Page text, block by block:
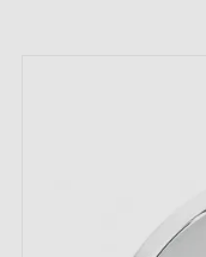
permettre
ovale,
intemporelle et